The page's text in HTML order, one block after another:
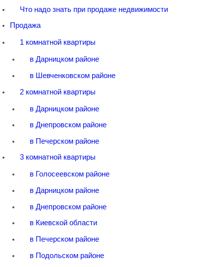
Что надо знать при продаже недвижимости
Продажа
1 комнатной квартиры
в Дарницком районе
в Шевченковском районе
2 комнатной квартиры
в Дарницком районе
в Днепровском районе
в Печерском районе
3 комнатной квартиры
в Голосеевском районе
в Дарницком районе
в Днепровском районе
в Киевской области
в Печерском районе
в Подольском районе